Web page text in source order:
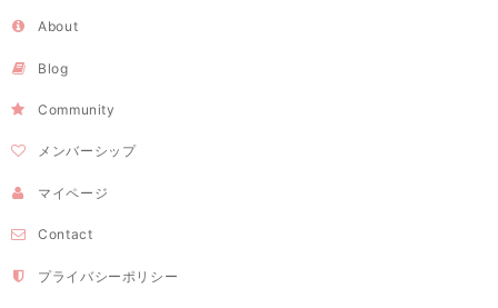
About
Blog
Community
メンバーシップ
マイページ
Contact
プライバシーポリシー